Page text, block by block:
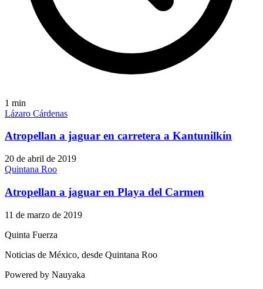
1 min
Lázaro Cárdenas
Atropellan a jaguar en carretera a Kantunilkín
20 de abril de 2019
Quintana Roo
Atropellan a jaguar en Playa del Carmen
11 de marzo de 2019
Quinta Fuerza
Noticias de México, desde Quintana Roo
Powered by Nauyaka